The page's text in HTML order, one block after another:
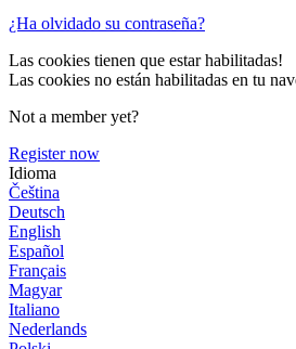
¿Ha olvidado su contraseña?
Las cookies tienen que estar habilitadas!
Las cookies no están habilitadas en tu
Not a member yet?
Register now
Idioma
Čeština
Deutsch
English
Español
Français
Magyar
Italiano
Nederlands